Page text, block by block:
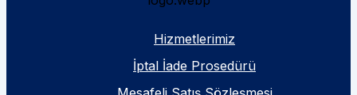
Hizmetlerimiz
İptal İade Prosedürü